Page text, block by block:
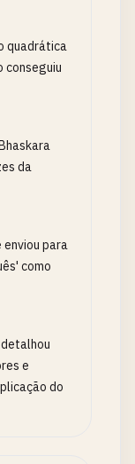
quadrática
conseguiu
da
enviou para
como
e
do